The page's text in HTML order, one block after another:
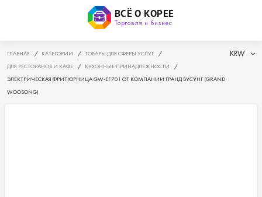
ВСЁ О КОРЕЕ
Торговля и бизнес
ГЛАВНАЯ / КАТЕГОРИИ / ТОВАРЫ ДЛЯ СФЕРЫ УСЛУГ
/
ДЛЯ РЕСТОРАНОВ И КАФЕ
/ КУХОННЫЕ ПРИНАДЛЕЖНОСТИ
/
ЭЛЕКТРИЧЕСКАЯ ФРИТЮРНИЦА GW-EF701 ОТ КОМПАНИИ ГРАНД ВУСУНГ (GRAND
WOOSONG)
KRW